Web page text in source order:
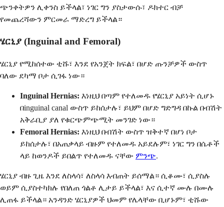
ጭንቀትዎን ሊቀንስ ይችላል፣ ነገር ግን ያስታውሱ፣ ዶክተር ብቻ
የመጨረሻውን ምርመራ ማድረግ ይችላል።
ሄርኒያ (Inguinal and Femoral)
ሄርኒያ የሚከሰተው ቲሹ፣ እንደ የአንጀት ክፍል፣ በሆድ ጡንቻዎች ውስጥ
ባለው ደካማ ቦታ ሲገፋ ነው።
Inguinal Hernias: እነዚህ በጣም የተለመዱ የሄርኒያ አይነት ሲሆኑ
በinguinal canal ውስጥ ይከሰታሉ፣ ይህም በሆድ ግድግዳ በኩል በብሽት
አቅራቢያ ያለ የቁርጭምጭሚት መንገድ ነው።
Femoral Hernias: እነዚህ በብሽት ውስጥ ዝቅተኛ በሆነ ቦታ
ይከሰታሉ፣ በአጠቃላይ ብዙም የተለመዱ አይደሉም፣ ነገር ግን በሴቶች
ላይ ከወንዶች ይበልጥ የተለመዱ ናቸው ምንጭ.
ሄርኒያ ብዙ ጊዜ እንደ ለስላሳ፣ ለስላሳ እብጠት ይሰማል። ሲቆሙ፣ ሲያስሉ
ወይም ሲያስተካክሉ የበለጠ ጎልቶ ሊታይ ይችላል፣ እና ሲተኛ ሙሉ በሙሉ
ሊጠፋ ይችላል። አንዳንድ ሄርኒያዎች ህመም የሌላቸው ቢሆኑም፣ ቲሹው